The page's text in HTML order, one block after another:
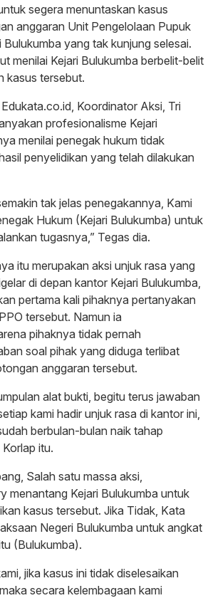
segera menuntaskan kasus
anggaran Unit Pengelolaan Pupuk
yang tak kunjung selesai.
menilai Kejari Bulukumba berbelit-belit
kasus tersebut.
Koordinator Aksi, Tri
profesionalisme Kejari
menilai penegak hukum tidak
penyelidikan yang telah dilakukan
tak jelas penegakannya, Kami
Hukum (Kejari Bulukumba) untuk
tugasnya,” Tegas dia.
itu merupakan aksi unjuk rasa yang
di depan kantor Kejari Bulukumba,
pertama kali pihaknya pertanyakan
tersebut. Namun ia
pihaknya tidak pernah
soal pihak yang diduga terlibat
anggaran tersebut.
alat bukti, begitu terus jawaban
kami hadir unjuk rasa di kantor ini,
berbulan-bulan naik tahap
itu.
Salah satu massa aksi,
menantang Kejari Bulukumba untuk
kasus tersebut. Jika Tidak, Kata
Negeri Bulukumba untuk angkat
(Bulukumba).
jika kasus ini tidak diselesaikan
secara kelembagaan kami